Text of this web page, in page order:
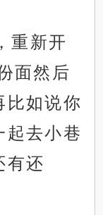
重新开
面然后
比如说你
起去小巷
还